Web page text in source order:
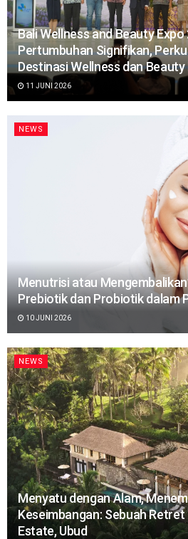
Bali Wellness and Beauty
Pertumbuhan Signifikan,
Destinasi Wellness dan Beauty
11 JUNI 2026
NEWS
Menutrisi atau
Prebiotik dan Probiotik dalam
10 JUNI 2026
NEWS
Menyatu dengan Alam,
Keseimbangan: Sebuah Retret
Estate, Ubud